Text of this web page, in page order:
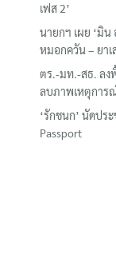
เฟส 2’
นายกฯ เผย ‘มิน
หมอกควัน – ยา
ตร.-มท.-สธ. ลง
ลบภาพเหตุการ
‘รักชนก’ นัดปร
Passport